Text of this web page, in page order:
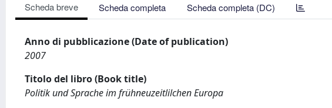
Scheda breve Scheda completa Scheda completa (DC)
Anno di pubblicazione (Date of publication)
2007
Titolo del libro (Book title)
Politik und Sprache im frühneuzeitlilchen Europa